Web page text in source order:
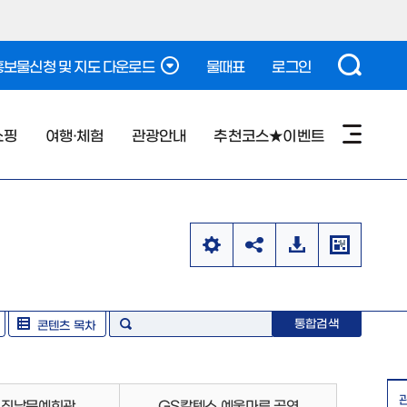
보물신청 및 지도 다운로드 물때표 로그인
핑 여행·체험 관광안내 추천코스★이벤트
콘텐츠 목차 통합검색
남문예회관 GS칼텍스 예울마루 공연